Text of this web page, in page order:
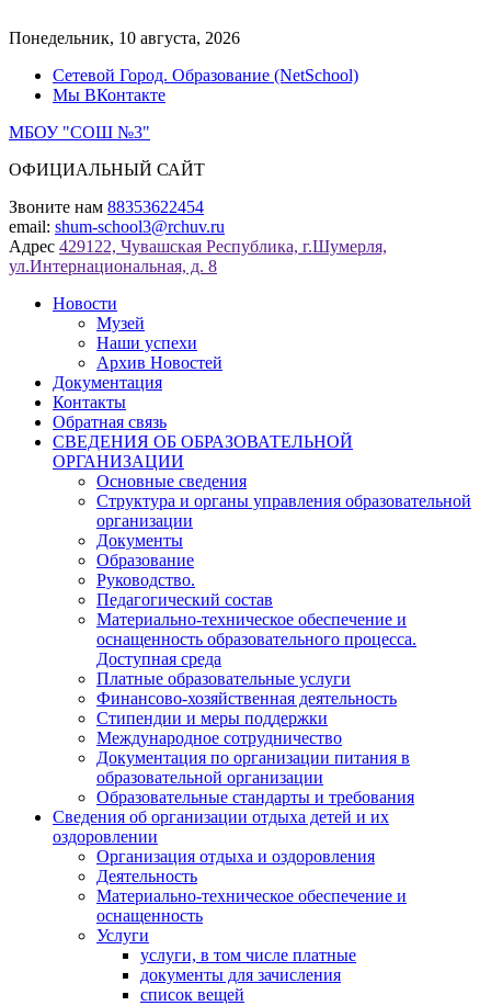
к
Понедельник, 10 августа, 2026
Сетевой Город. Образование (NetSchool)
Мы ВКонтакте
МБОУ "СОШ №3"
ОФИЦИАЛЬНЫЙ САЙТ
Звоните нам 88353622454
email: shum-school3@rchuv.ru
Адрес 429122, Чувашская Республика, г.Шумерля,
ул.Интернациональная, д. 8
Новости
Музей
Наши успехи
Архив Новостей
Документация
Контакты
Обратная связь
СВЕДЕНИЯ ОБ ОБРАЗОВАТЕЛЬНОЙ
ОРГАНИЗАЦИИ
Основные сведения
Структура и органы управления образовательной
организации
Документы
Образование
Руководство.
Педагогический состав
Материально-техническое обеспечение и
оснащенность образовательного процесса.
Доступная среда
Платные образовательные услуги
Финансово-хозяйственная деятельность
Стипендии и меры поддержки
Международное сотрудничество
Документация по организации питания в
образовательной организации
Образовательные стандарты и требования
Сведения об организации отдыха детей и их
оздоровлении
Организация отдыха и оздоровления
Деятельность
Материально-техническое обеспечение и
оснащенность
Услуги
услуги, в том числе платные
документы для зачисления
список вещей